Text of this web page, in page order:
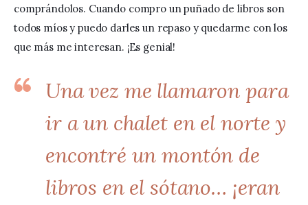
comprándolos. Cuando compro un puñado de libros son
todos míos y puedo darles un repaso y quedarme con los
que más me interesan. ¡Es genial!
Una vez me llamaron para
ir a un chalet en el norte y
encontré un montón de
libros en el sótano… ¡eran